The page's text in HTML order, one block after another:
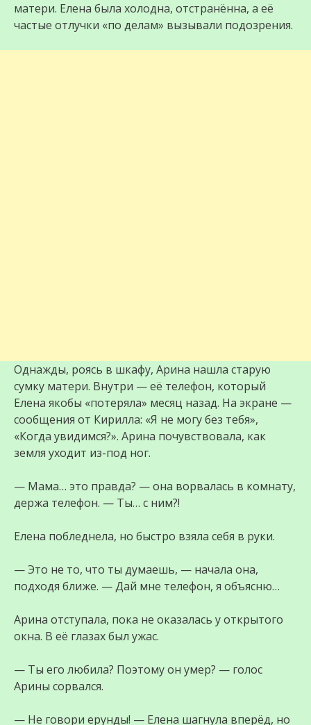
матери. Елена была холодна, отстранённа, а её
частые отлучки «по делам» вызывали подозрения.
Однажды, роясь в шкафу, Арина нашла старую
сумку матери. Внутри — её телефон, который
Елена якобы «потеряла» месяц назад. На экране —
сообщения от Кирилла: «Я не могу без тебя»,
«Когда увидимся?». Арина почувствовала, как
земля уходит из-под ног.
— Мама… это правда? — она ворвалась в комнату,
держа телефон. — Ты… с ним?!
Елена побледнела, но быстро взяла себя в руки.
— Это не то, что ты думаешь, — начала она,
подходя ближе. — Дай мне телефон, я объясню…
Арина отступала, пока не оказалась у открытого
окна. В её глазах был ужас.
— Ты его любила? Поэтому он умер? — голос
Арины сорвался.
— Не говори ерунды! — Елена шагнула вперёд, но